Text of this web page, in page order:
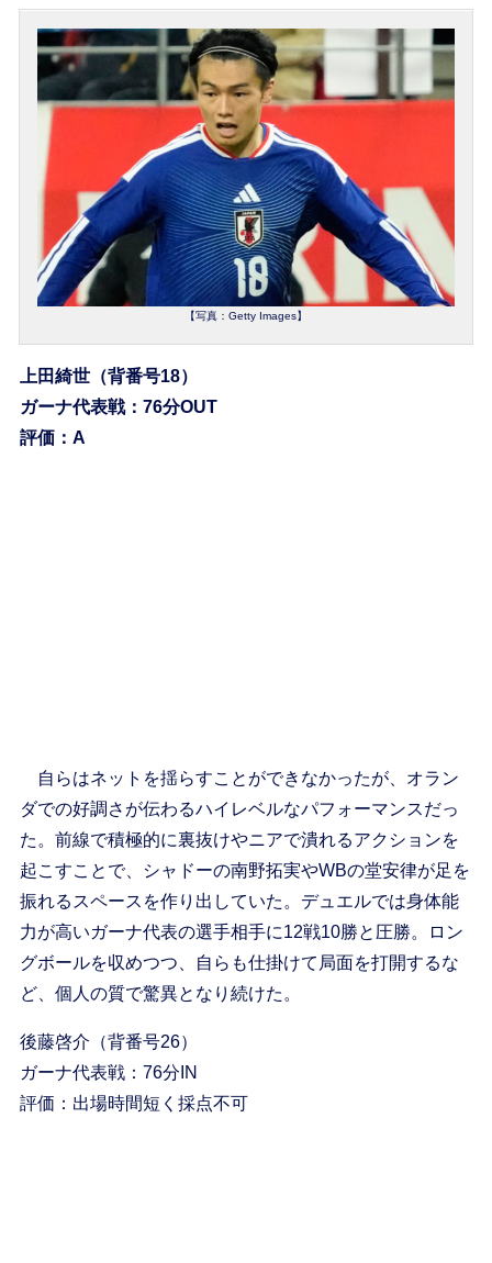
【写真：Getty Images】
上田綺世（背番号18）
ガーナ代表戦：76分OUT
評価：A
自らはネットを揺らすことができなかったが、オラン
ダでの好調さが伝わるハイレベルなパフォーマンスだっ
た。前線で積極的に裏抜けやニアで潰れるアクションを
起こすことで、シャドーの南野拓実やWBの堂安律が足を
振れるスペースを作り出していた。デュエルでは身体能
力が高いガーナ代表の選手相手に12戦10勝と圧勝。ロン
グボールを収めつつ、自らも仕掛けて局面を打開するな
ど、個人の質で驚異となり続けた。
後藤啓介（背番号26）
ガーナ代表戦：76分IN
評価：出場時間短く採点不可